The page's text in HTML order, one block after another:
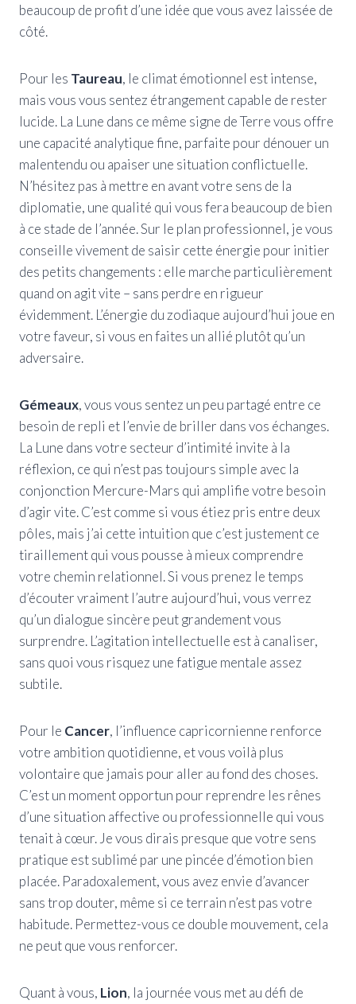
beaucoup de profit d’une idée que vous avez laissée de
côté.
Pour les Taureau, le climat émotionnel est intense,
mais vous vous sentez étrangement capable de rester
lucide. La Lune dans ce même signe de Terre vous offre
une capacité analytique fine, parfaite pour dénouer un
malentendu ou apaiser une situation conflictuelle.
N’hésitez pas à mettre en avant votre sens de la
diplomatie, une qualité qui vous fera beaucoup de bien
à ce stade de l’année. Sur le plan professionnel, je vous
conseille vivement de saisir cette énergie pour initier
des petits changements : elle marche particulièrement
quand on agit vite – sans perdre en rigueur
évidemment. L’énergie du zodiaque aujourd’hui joue en
votre faveur, si vous en faites un allié plutôt qu’un
adversaire.
Gémeaux, vous vous sentez un peu partagé entre ce
besoin de repli et l’envie de briller dans vos échanges.
La Lune dans votre secteur d’intimité invite à la
réflexion, ce qui n’est pas toujours simple avec la
conjonction Mercure-Mars qui amplifie votre besoin
d’agir vite. C’est comme si vous étiez pris entre deux
pôles, mais j’ai cette intuition que c’est justement ce
tiraillement qui vous pousse à mieux comprendre
votre chemin relationnel. Si vous prenez le temps
d’écouter vraiment l’autre aujourd’hui, vous verrez
qu’un dialogue sincère peut grandement vous
surprendre. L’agitation intellectuelle est à canaliser,
sans quoi vous risquez une fatigue mentale assez
subtile.
Pour le Cancer, l’influence capricornienne renforce
votre ambition quotidienne, et vous voilà plus
volontaire que jamais pour aller au fond des choses.
C’est un moment opportun pour reprendre les rênes
d’une situation affective ou professionnelle qui vous
tenait à cœur. Je vous dirais presque que votre sens
pratique est sublimé par une pincée d’émotion bien
placée. Paradoxalement, vous avez envie d’avancer
sans trop douter, même si ce terrain n’est pas votre
habitude. Permettez-vous ce double mouvement, cela
ne peut que vous renforcer.
Quant à vous, Lion, la journée vous met au défi de